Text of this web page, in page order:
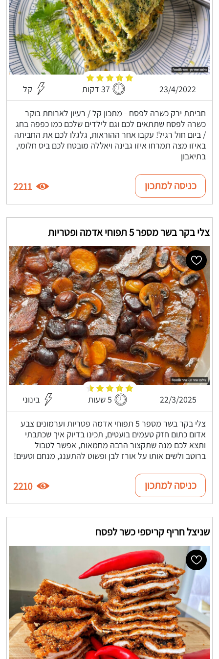
23/4/2022 37 דקות קל
חביתת ירק כשרה לפסח - מתכון קל / רעיון לארוחת בוקר
כשרה לפסח שתתאים לכם וגם לילדים שלכם כמו כפפה בחג
/ ביום חול רגיל! עקבו אחר ההוראות, גלגלו לכם את החביתה
באיזו מצה תמרחו איזו גבינה ויאללה מובטח לכם ביס חלומי,
בתיאבון
כניסה למתכון 2211
צלי בקר בשר מספר 5 תפוחי אדמה ופטריות
22/3/2025 5 שעות בינוני
צלי בקר בשר מספר 5 תפוחי אדמה פטריות וערמונים צבע
אדום כתום חזק טעמים בועטים, תכינו בדיוק איך שכתבתי
ותצא לכם מנה שתקצור הרבה מחמאות, אפשר לטבול
ברוטב ולשים אותו על אורז לבן ופשוט להתענג, מנחם וטעים!
כניסה למתכון 2210
שניצל חריף קריספי כשר לפסח